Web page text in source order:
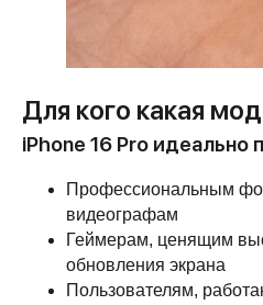
Для кого какая
iPhone 16 Pro идеально
Профессиональным
видеографам
Геймерам, ценящим
обновления экрана
Пользователям,
MacBook
iPad
Apple Watch
Аксессуары
О компании
Доставка и
Trade-in и
Контакты